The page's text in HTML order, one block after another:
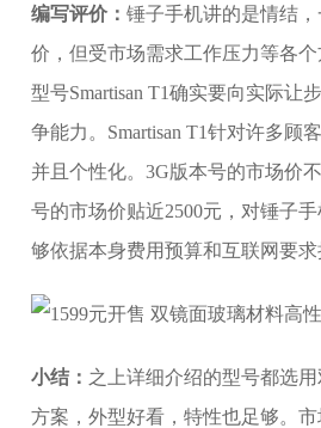
编写评价：锤子手机讲的是情结
价，但受市场需求工作压力等各
型号Smartisan T1确实要向实际让
争能力。Smartisan T1针对许多顾
并且个性化。3G版本号的市场价
号的市场价贴近2500元，对锤子
够依据本身费用预算和互联网要求
小结： 之上详细介绍的型号都选
方案，外型好看，特性也足够。